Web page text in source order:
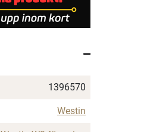
1396570
Westin